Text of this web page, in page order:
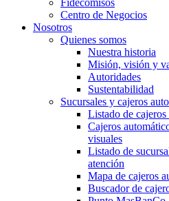
Fidecomisos
Centro de Negocios
Nosotros
Quienes somos
Nuestra historia
Misión, visión y
Autoridades
Sustentabilidad
Sucursales y cajeros
Listado de
Cajeros
visuales
Listado de
atención
Mapa de cajeros
Buscador de